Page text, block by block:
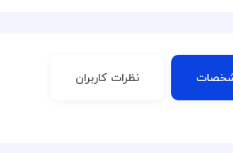
نظرات کاربران